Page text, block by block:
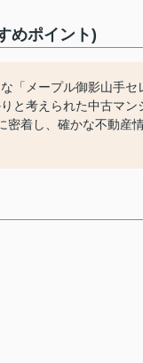
めポイント)
「メープル御影山手
と考えられた中古マ
着し、確かな不動産